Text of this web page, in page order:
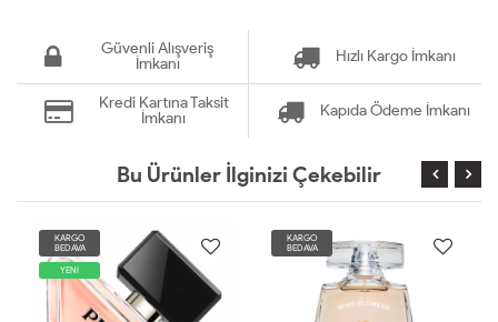
Güvenli Alışveriş
İmkanı
Hızlı Kargo İmkanı
Kredi Kartına Taksit
İmkanı
Kapıda Ödeme İmkanı
Bu Ürünler İlginizi Çekebilir
KARGO
BEDAVA
KARGO
BEDAVA